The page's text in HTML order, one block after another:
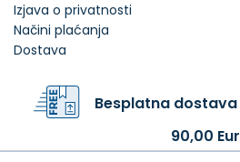
Izjava o privatnosti
Načini plaćanja
Dostava
Besplatna dostava
90,00 Eur